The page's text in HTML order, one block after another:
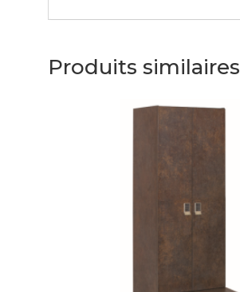
Produits similaires